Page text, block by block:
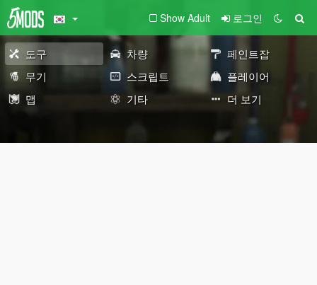
Show Adult 로그인
도구 차량
페인트잡
무기
스크립트
플레이어
맵
기타 더 보기